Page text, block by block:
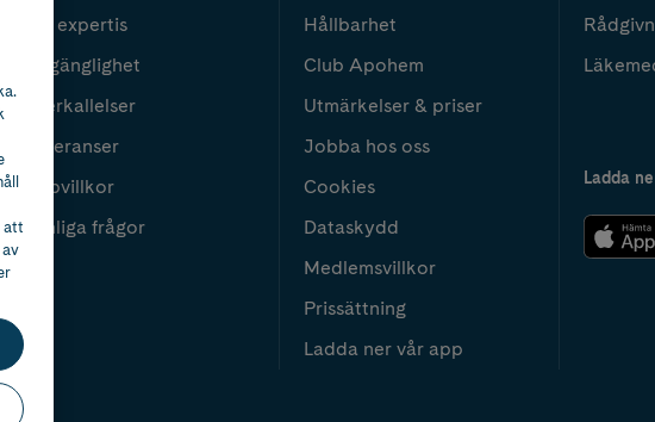
Vår expertis
Tillgänglighet
Återkallelser
Leveranser
Köpvillkor
Vanliga frågor
Hållbarhet
Club Apohem
Utmärkelser & priser
Jobba hos oss
Cookies
Dataskydd
Medlemsvillkor
Prissättning
Ladda ner vår app
Ladda
att